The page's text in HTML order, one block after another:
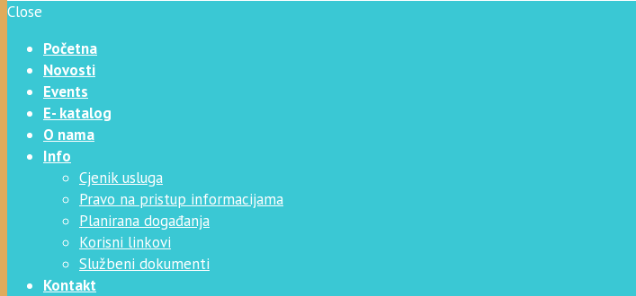
Close
Početna
Novosti
Events
E- katalog
O nama
Info
Cjenik usluga
Pravo na pristup informacijama
Planirana događanja
Korisni linkovi
Službeni dokumenti
Kontakt